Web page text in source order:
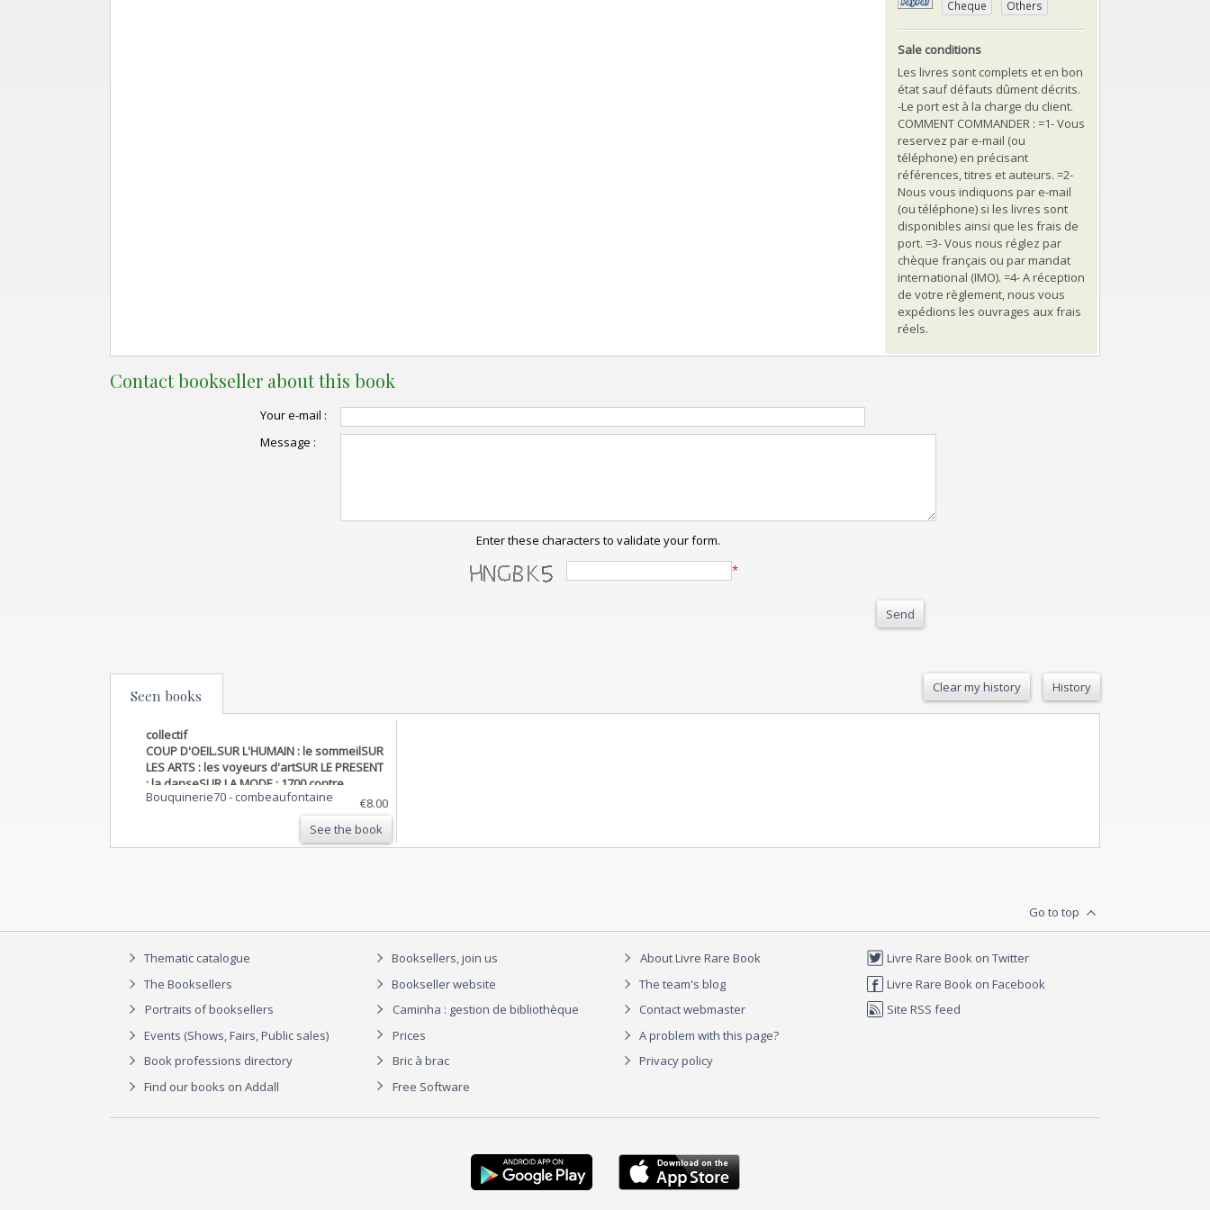
Cheque Others
Sale conditions
Les livres sont complets et en bon
état sauf défauts dûment décrits.
-Le port est à la charge du client.
COMMENT COMMANDER : =1- Vous
reservez par e-mail (ou
téléphone) en précisant
références, titres et auteurs. =2-
Nous vous indiquons par e-mail
(ou téléphone) si les livres sont
disponibles ainsi que les frais de
port. =3- Vous nous réglez par
chèque français ou par mandat
international (IMO). =4- A réception
de votre règlement, nous vous
expédions les ouvrages aux frais
réels.
Contact bookseller about this book
Your e-mail :
Message :
Enter these characters to validate your form.
*
Send
Seen books Clear my history History
collectif
COUP D'OEIL.SUR L'HUMAIN : le sommeilSUR
LES ARTS : les voyeurs d'artSUR LE PRESENT
: la danseSUR LA MODE : 1700 contre
1900SUR LE MONDE : le JaponSUR LES
MOEURS : le métroSUR L'ETRANGE : les "
Bouquinerie70- combeaufontaine
€8.00
See the book
Go to top
Thematic catalogue
The Booksellers
Portraits of booksellers
Events (Shows, Fairs, Public sales)
Book professions directory
Find our books on Addall
Booksellers, join us
Bookseller website
Caminha : gestion de bibliothèque
Prices
Bric à brac
Free Software
About Livre Rare Book
The team's blog
Contact webmaster
A problem with this page?
Privacy policy
Livre Rare Book on Twitter
Livre Rare Book on Facebook
Site RSS feed